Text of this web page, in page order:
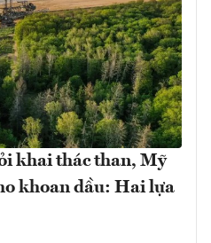
khai thác than, Mỹ
khoan dầu: Hai lựa